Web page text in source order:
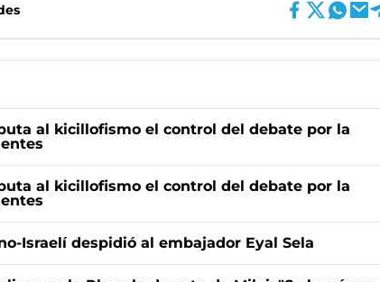
al kicillofismo el control del debate por la
al kicillofismo el control del debate por la
Israelí despidió al embajador Eyal Sela